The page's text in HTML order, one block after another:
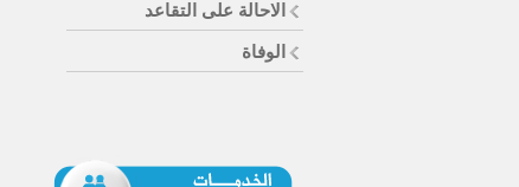
الاحالة على التقاعد
الوفاة